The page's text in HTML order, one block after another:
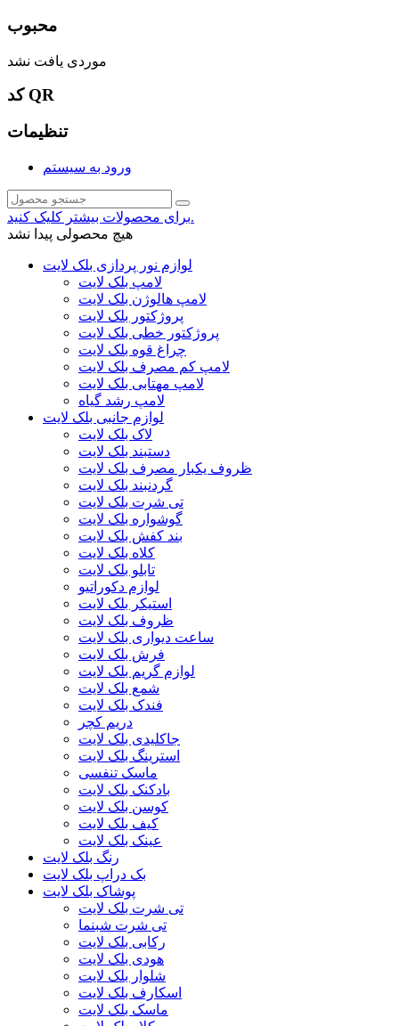
محبوب
موردی یافت نشد
کد QR
تنظیمات
ورود به سیستم
برای محصولات بیشتر کلیک کنید.
هیچ محصولی پیدا نشد
لوازم نور پردازی بلک لایت
لامپ بلک لایت
لامپ هالوژن بلک لایت
پروژکتور بلک لایت
پروژکتور خطی بلک لایت
چراغ قوه بلک لایت
لامپ کم مصرف بلک لایت
لامپ مهتابی بلک لایت
لامپ رشد گیاه
لوازم جانبی بلک لایت
لاک بلک لایت
دستبند بلک لایت
ظروف یکبار مصرف بلک لایت
گردنبند بلک لایت
تی شرت بلک لایت
گوشواره بلک لایت
بند کفش بلک لایت
کلاه بلک لایت
تابلو بلک لایت
لوازم دکوراتیو
استیکر بلک لایت
ظروف بلک لایت
ساعت دیواری بلک لایت
فرش بلک لایت
لوازم گریم بلک لایت
شمع بلک لایت
فندک بلک لایت
دریم کچر
جاکلیدی بلک لایت
استرینگ بلک لایت
ماسک تنفسی
بادکنک بلک لایت
کوسن بلک لایت
کیف بلک لایت
عینک بلک لایت
رنگ بلک لایت
بک دراپ بلک لایت
پوشاک بلک لایت
تی شرت بلک لایت
تی شرت شبنما
رکابی بلک لایت
هودی بلک لایت
شلوار بلک لایت
اسکارف بلک لایت
ماسک بلک لایت